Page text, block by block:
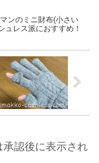
ンのミニ財布(小さい
ュレス派におすすめ！
認後に表示され